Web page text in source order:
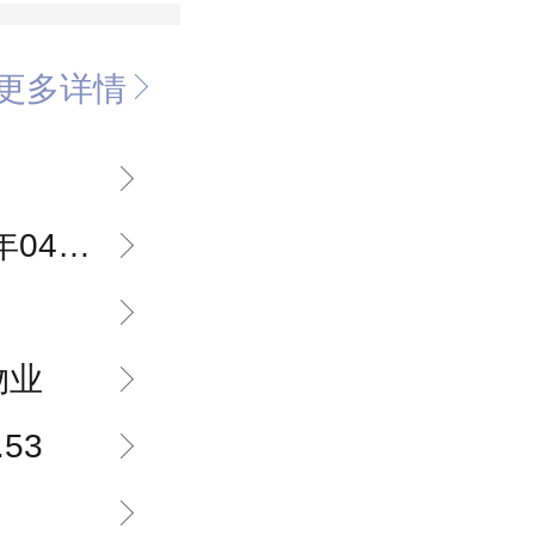
多详情
05日
业